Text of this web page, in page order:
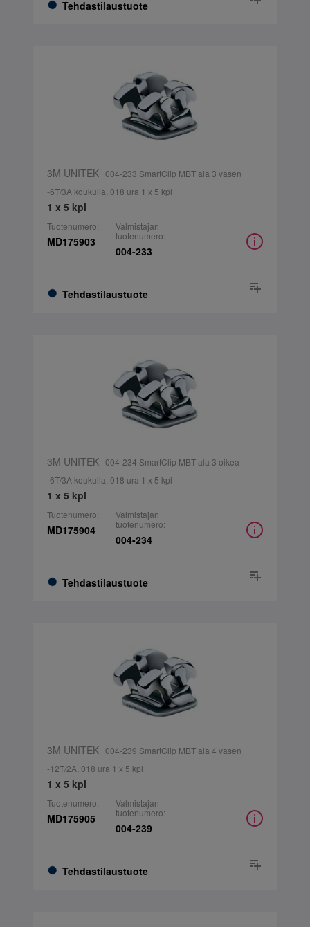
Tehdastilaustuote
3M UNITEK| 004-233 SmartClip MBT ala 3 vasen
-6T/3A koukulla, 018 ura 1 x 5 kpl
1 x 5 kpl
Tuotenumero:
MD175903
Tehdastilaustuote
Valmistajan
tuotenumero:
004-233
3M UNITEK| 004-234 SmartClip MBT ala 3 oikea
-6T/3A koukulla, 018 ura 1 x 5 kpl
1 x 5 kpl
Tuotenumero:
MD175904
Tehdastilaustuote
Valmistajan
tuotenumero:
004-234
3M UNITEK| 004-239 SmartClip MBT ala 4 vasen
-12T/2A, 018 ura 1 x 5 kpl
1 x 5 kpl
Tuotenumero:
MD175905
Tehdastilaustuote
Valmistajan
tuotenumero:
004-239